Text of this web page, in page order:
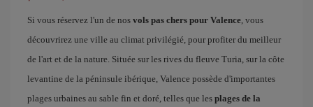
Si vous réservez l'un de nos vols pas chers pour Valence, vous
découvrirez une ville au climat privilégié, pour profiter du meilleur
de l'art et de la nature. Située sur les rives du fleuve Turia, sur la côte
levantine de la péninsule ibérique, Valence possède d'importantes
plages urbaines au sable fin et doré, telles que les plages de la